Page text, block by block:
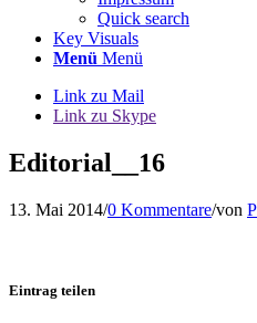
Quick search
Key Visuals
Menü Menü
Link zu Mail
Link zu Skype
Editorial__16
13. Mai 2014/0 Kommentare/von
Eintrag teilen